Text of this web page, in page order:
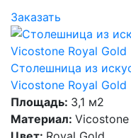
Заказать
Столешница из
Vicostone Royal Gold
Площадь: 3,1 м2
Материал: Vicostone